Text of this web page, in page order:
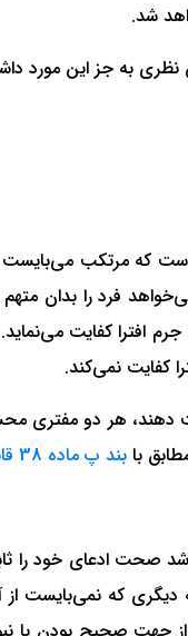
شد.
به جز این
که مرتکب
فرد را بدان متهم
افترا کفایت
کفایت نمی‌کند.
دهند، هر دو
با بند پ ماده 38 قانون مجازات اسلامی
ادعای خود را
دیگری که نمی‌بایست